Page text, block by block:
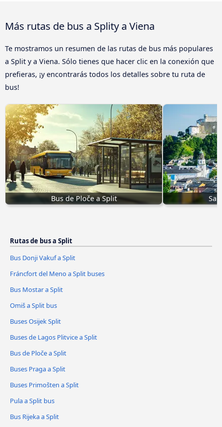
Más rutas de bus a Splity a Viena
Te mostramos un resumen de las rutas de bus más populares
a Split y a Viena. Sólo tienes que hacer clic en la conexión que
prefieras, ¡y encontrarás todos los detalles sobre tu ruta de
bus!
Bus de Ploče a Split
Rutas de bus a Split
Bus Donji Vakuf a Split
Fráncfort del Meno a Split buses
Bus Mostar a Split
Omiš a Split bus
Buses Osijek Split
Buses de Lagos Plitvice a Split
Bus de Ploče a Split
Buses Praga a Split
Buses Primošten a Split
Pula a Split bus
Bus Rijeka a Split